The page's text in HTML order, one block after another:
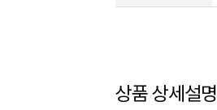
상품 상세설명